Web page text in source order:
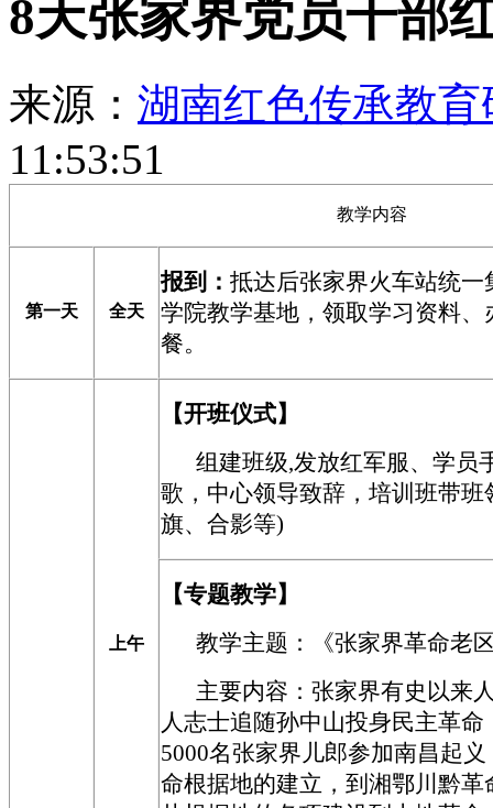
8天张家界党员干部
来源： 湖南红色传承教育
11:53:51
教学内容
第一天 全天
报到 ： 抵达后张家界火车站统一
学院教学基地， 领取学习资料、
餐。
上午
【开班仪式】
组建班级,发放红军服、学员
歌，中心领导致辞，培训班带
旗、合影等)
【专题教学】
教学主题：
《张家界革命老
主要内容：张家界有史以来
人志士追随孙中山投身民主革
5000名张家界儿郎参加南昌起
命根据地的建立，到湘鄂川黔